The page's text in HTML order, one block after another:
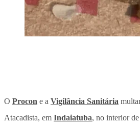
O Procon e a Vigilância Sanitária
Atacadista, em Indaiatuba, no interior de